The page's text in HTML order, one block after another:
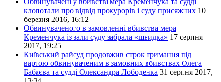
Обвинувачені у вбивстві мера Кременчука та судді
клопотали про відвід прокурорів і суду присяжних 10
березня 2016, 16:12
Обвинуваченого в замовленні вбивства мера
Кременчука із зали суду забрала «швидка» 17 серпня
2017, 19:25
Київський райсуд продовжив строк тримання під
вартою обвинуваченим в замовних вбивствах Олега
Бабаєва та судді Олександра Лободенка 31 серпня 2017,